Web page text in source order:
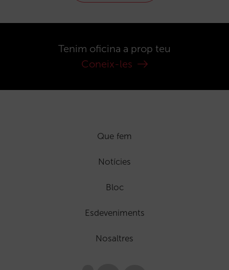
Tenim oficina a prop teu
Coneix-les
Que fem
Notícies
Bloc
Esdeveniments
Nosaltres